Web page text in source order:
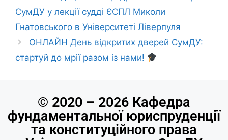
СумДУ у лекції судді ЄСПЛ Миколи
Гнатовського в Університеті Ліверпуля
ОНЛАЙН День відкритих дверей СумДУ:
стартуй до мрії разом із нами!
© 2020 – 2026 Кафедра
фундаментальної юриспруденції
та конституційного права